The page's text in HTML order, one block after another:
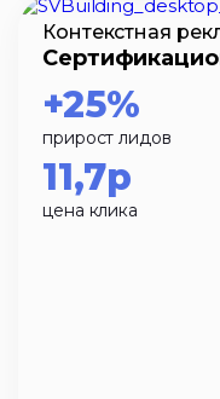
Контекстная
+25%
прирост лидов
11,7р
цена клика